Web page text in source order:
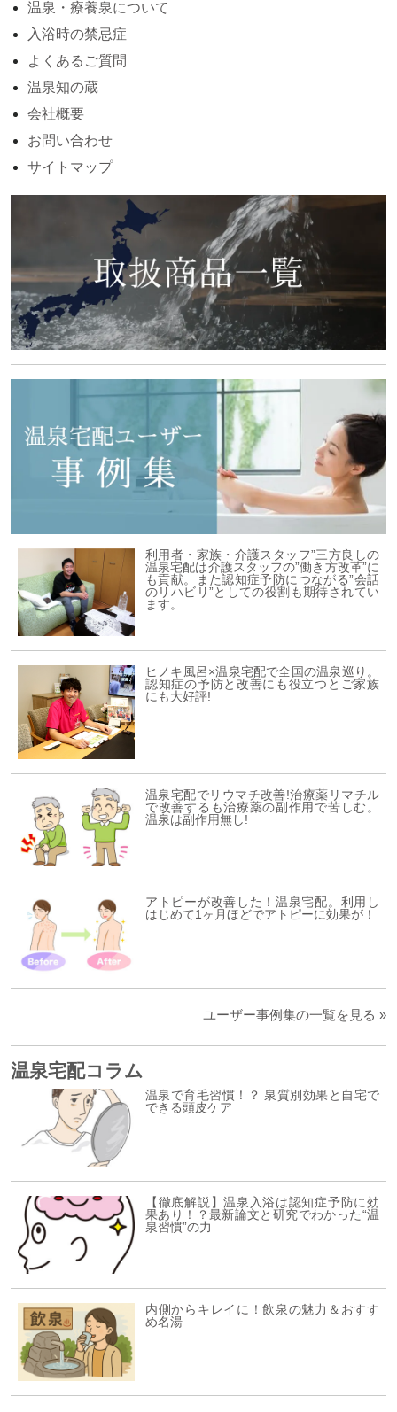
温泉・療養泉について
入浴時の禁忌症
よくあるご質問
温泉知の蔵
会社概要
お問い合わせ
サイトマップ
利用者・家族・介護スタッフ”三方良しの
温泉宅配は介護スタッフの”働き方改革”に
も貢献。また認知症予防につながる”会話
のリハビリ”としての役割も期待されてい
ます。
ヒノキ風呂×温泉宅配で全国の温泉巡り。
認知症の予防と改善にも役立つとご家族
にも大好評!
温泉宅配でリウマチ改善!治療薬リマチル
で改善するも治療薬の副作用で苦しむ。
温泉は副作用無し!
アトピーが改善した！温泉宅配。利用し
はじめて1ヶ月ほどでアトピーに効果が！
ユーザー事例集の一覧を見る »
温泉宅配コラム
温泉で育毛習慣！？ 泉質別効果と自宅で
できる頭皮ケア
【徹底解説】温泉入浴は認知症予防に効
果あり！？最新論文と研究でわかった“温
泉習慣”の力
内側からキレイに！飲泉の魅力＆おすす
め名湯